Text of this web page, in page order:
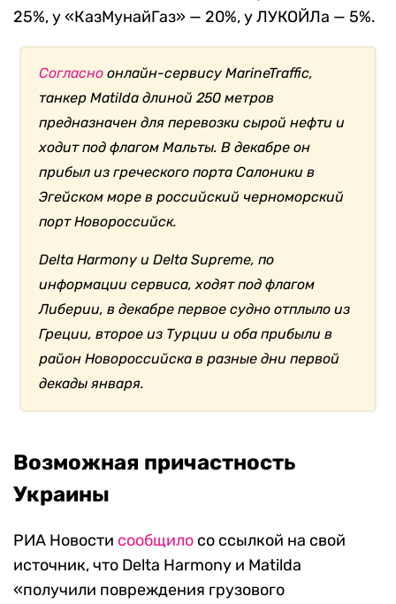
25%, у «КазМунайГаз» — 20%, у ЛУКОЙЛа — 5%.
Cогласно онлайн-сервису MarineTraffic,
танкер Matilda длиной 250 метров
предназначен для перевозки сырой нефти и
ходит под флагом Мальты. В декабре он
прибыл из греческого порта Салоники в
Эгейском море в российский черноморский
порт Новороссийск.
Delta Harmony и Delta Supreme, по
информации сервиса, ходят под флагом
Либерии, в декабре первое судно отплыло из
Греции, второе из Турции и оба прибыли в
район Новороссийска в разные дни первой
декады января.
Возможная причастность
Украины
РИА Новости сообщило со ссылкой на свой
источник, что Delta Harmony и Matilda
«получили повреждения грузового